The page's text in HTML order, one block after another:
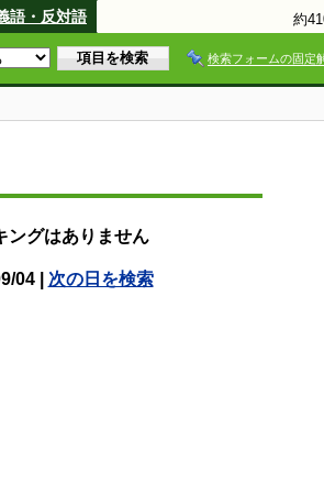
語・反対語 約
検索フォームの固定
ングはありません
04 | 次の日を検索